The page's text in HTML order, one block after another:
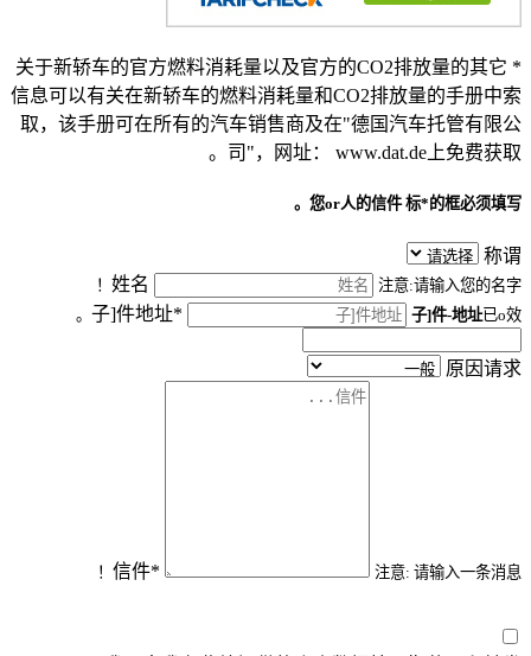
* 关于新轿车的官方燃料消耗量以及官方的CO2排放量的其它
信息可以有关在新轿车的燃料消耗量和CO2排放量的手册中索
取，该手册可在所有的汽车销售商及在"德国汽车托管有限公
司"，网址： www.dat.de上免费获取。
您or人的信件标*的框必须填写。
称谓
姓名
注意:请输入您的名字！
子]件地址* 子]件-地址已o效。
原因请求
信件* 注意: 请输入一条消息！